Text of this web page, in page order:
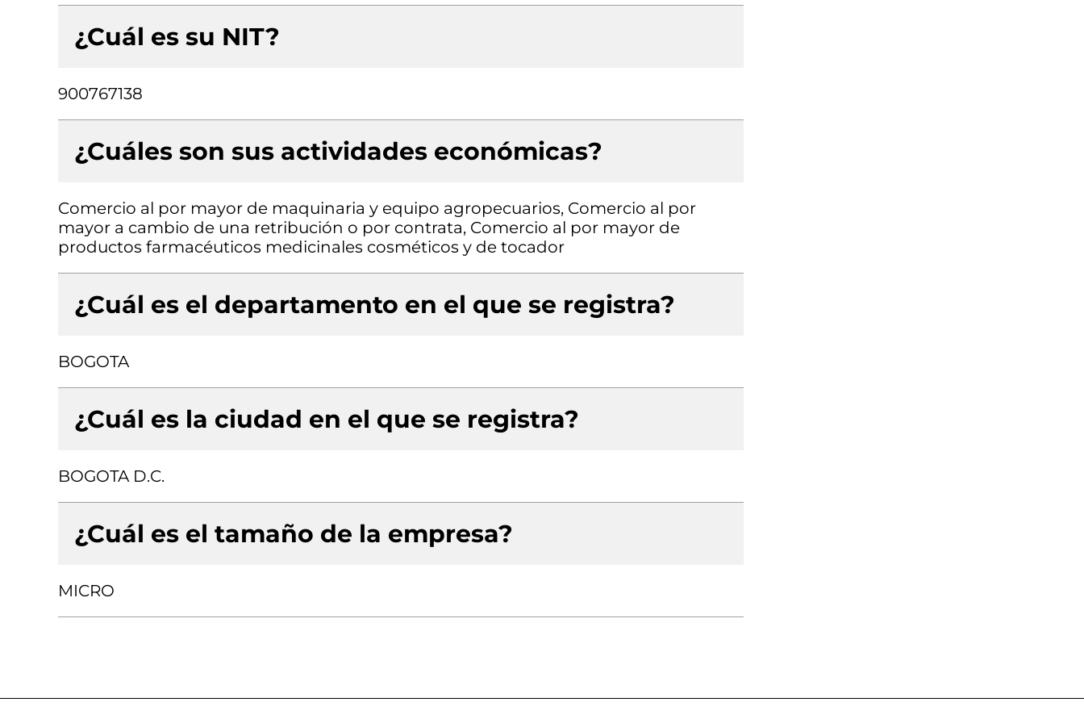
¿Cuál es su NIT?
900767138
¿Cuáles son sus actividades económicas?
Comercio al por mayor de maquinaria y equipo agropecuarios, Comercio al por
mayor a cambio de una retribución o por contrata, Comercio al por mayor de
productos farmacéuticos medicinales cosméticos y de tocador
¿Cuál es el departamento en el que se registra?
BOGOTA
¿Cuál es la ciudad en el que se registra?
BOGOTA D.C.
¿Cuál es el tamaño de la empresa?
MICRO